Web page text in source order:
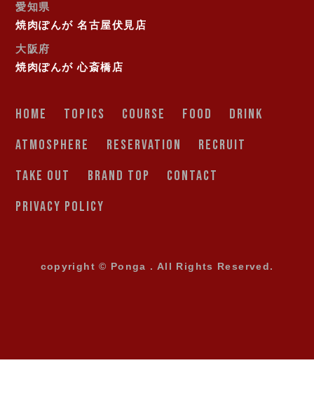
愛知県
焼肉ぽんが 名古屋伏見店
大阪府
焼肉ぽんが 心斎橋店
HOME TOPICS COURSE FOOD
DRINK
ATMOSPHERE
RESERVATION
RECRUIT
TAKE OUT
BRAND TOP
CONTACT
PRIVACY POLICY
copyright © Ponga . All Rights Reserved.